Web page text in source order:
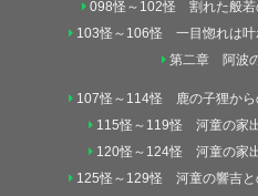
098怪～102怪 割れた般若
103怪～106怪 一目惚れは
第二章 阿波
107怪～114怪 鹿の子狸か
115怪～119怪 河童の家
120怪～124怪 河童の家
125怪～129怪 河童の響吉